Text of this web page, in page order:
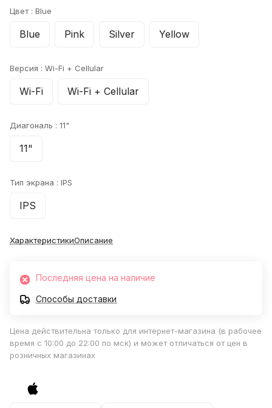
Цвет : Blue
Blue Pink Silver Yellow
Версия : Wi-Fi + Cellular
Wi-Fi Wi-Fi + Cellular
Диагональ : 11"
11"
Тип экрана : IPS
IPS
ХарактеристикиОписание
Последняя цена на наличие
Способы доставки
Цена действительна только для интернет-магазина (в рабочее
время с 10:00 до 22:00 по мск) и может отличаться от цен в
розничных магазинах